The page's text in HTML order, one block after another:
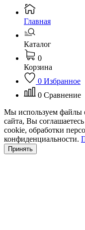
Главная
Каталог
0
Корзина
0 Избранное
0 Сравнение
Мы используем файлы
сайта, Вы
cookie, обработки
конфиденциальности.
Принять